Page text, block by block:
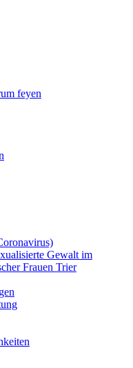
feyen
Gewalt im
Frauen Trier